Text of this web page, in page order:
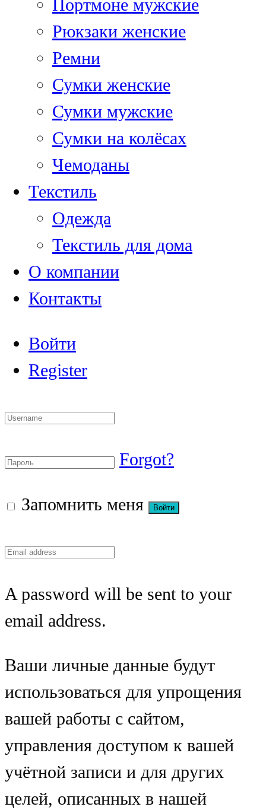
Портмоне мужские
Рюкзаки женские
Ремни
Сумки женские
Сумки мужские
Сумки на колёсах
Чемоданы
Текстиль
Одежда
Текстиль для дома
О компании
Контакты
Войти
Register
Forgot?
Запомнить меня
A password will be sent to your
email address.
Ваши личные данные будут
использоваться для упрощения
вашей работы с сайтом,
управления доступом к вашей
учётной записи и для других
целей, описанных в нашей